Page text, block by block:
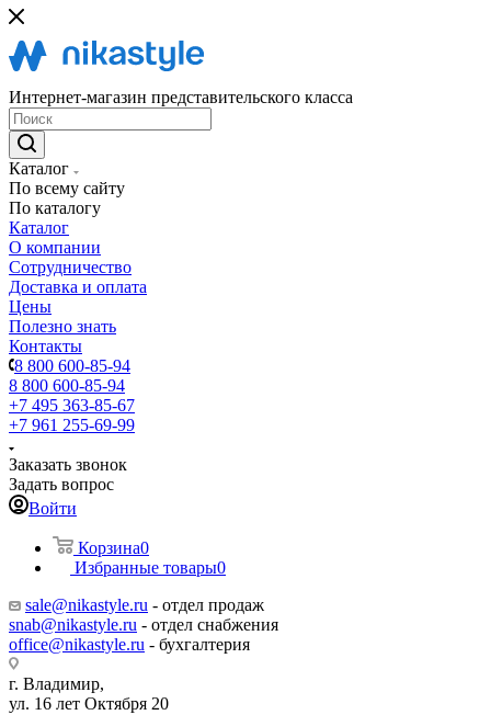
Интернет-магазин представительского класса
Каталог
По всему сайту
По каталогу
Каталог
О компании
Сотрудничество
Доставка и оплата
Цены
Полезно знать
Контакты
8 800 600-85-94
8 800 600-85-94
+7 495 363-85-67
+7 961 255-69-99
Заказать звонок
Задать вопрос
Войти
Корзина0
Избранные товары0
sale@nikastyle.ru - отдел продаж
snab@nikastyle.ru - отдел снабжения
office@nikastyle.ru - бухгалтерия
г. Владимир,
ул. 16 лет Октября 20